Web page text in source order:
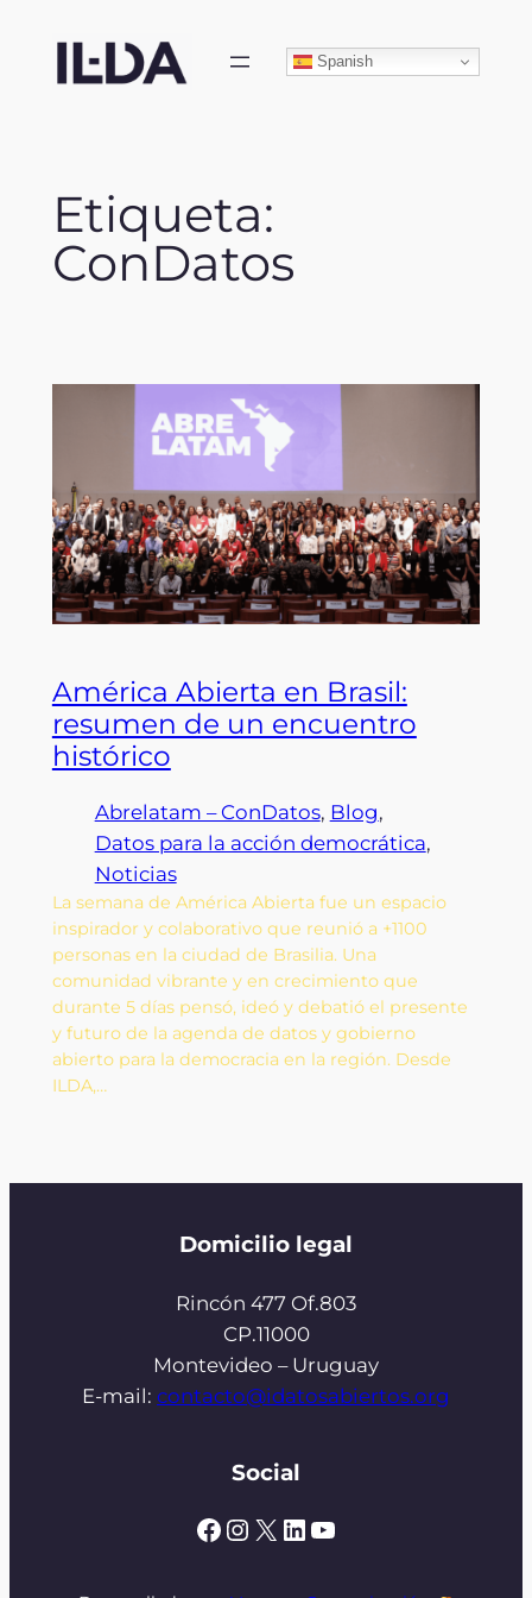
content
Spanish
Etiqueta:
ConDatos
América Abierta en Brasil:
resumen de un encuentro
histórico
Abrelatam – ConDatos, Blog
Datos para la acción democrática
Noticias
La semana de América Abierta fue un espacio
inspirador y colaborativo que reunió a +1100
personas en la ciudad de Brasilia. Una
comunidad vibrante y en crecimiento que
durante 5 días pensó, ideó y debatió el presente
y futuro de la agenda de datos y gobierno
abierto para la democracia en la región. Desde
ILDA,…
Domicilio legal
Rincón 477 Of.803
CP.11000
Montevideo – Uruguay
E-mail: contacto@idatosabiertos.org
Social
Facebook Instagram X LinkedIn YouTube